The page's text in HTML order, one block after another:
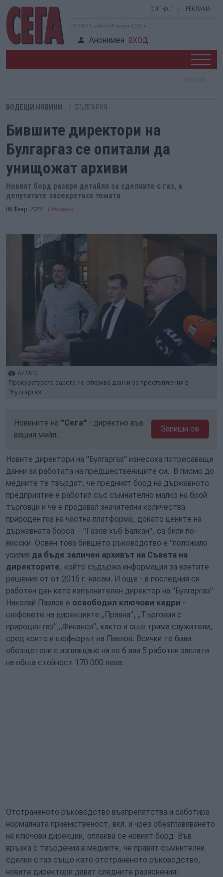
СИГНАЛ РЕКЛАМА
03:24:08, събота, 8 август 2026 г.
Анонимен ВХОД
ВОДЕЩИ НОВИНИ БЪЛГАРИЯ
Бившите директори на
Булгаргаз се опитали да
унищожат архиви
Новият борд разкри детайли за сделките с газ, а
депутатите засекретиха темата
08 Февр. 2022 Обновена
БГНЕС
Прокуратурата засега не открива данни за престъпления в
"Булгаргаз"
Новините на "Сега" - директно във
вашия мейл.
Запиши се
Новите директори на "Булгаргаз" изнесоха потресаващи
данни за работата на предшествениците си. В писмо до
медиите те твърдят, че предният борд на държавното
предприятие е работил със съмнително малко на брой
търговци и че е продавал значителни количества
природен газ на частна платформа, докато цените на
държавната борса - "Газов хъб Балкан", са били по-
високи. Освен това бившето ръководство е "положило
усилия да бъде заличен архивът на Съвета на
директорите, който съдържа информация за взетите
решения от от 2015 г. насам. И още - в последния си
работен ден като изпълнителен директор на "Булгаргаз"
Николай Павлов е освободил ключови кадри -
шефовете на дирекциите „Правна“, „Търговия с
природен газ“,„Финанси“, както и още трима служители,
сред които и шофьорът на Павлов. Всички те били
обезщетени с изплащане на по 6 или 5 работни заплати
на обща стойност 170 000 лева.
Отстраненото ръководство възпрепятства и саботира
нормалната приемственост, вкл. и чрез обезглавяването
на ключови дирекции, оплаква се новият борд. Във
връзка с твърдения в медиите, че правят съмнителни
сделки с газ също като отстраненото ръководство,
новите директори дават следните разяснения: